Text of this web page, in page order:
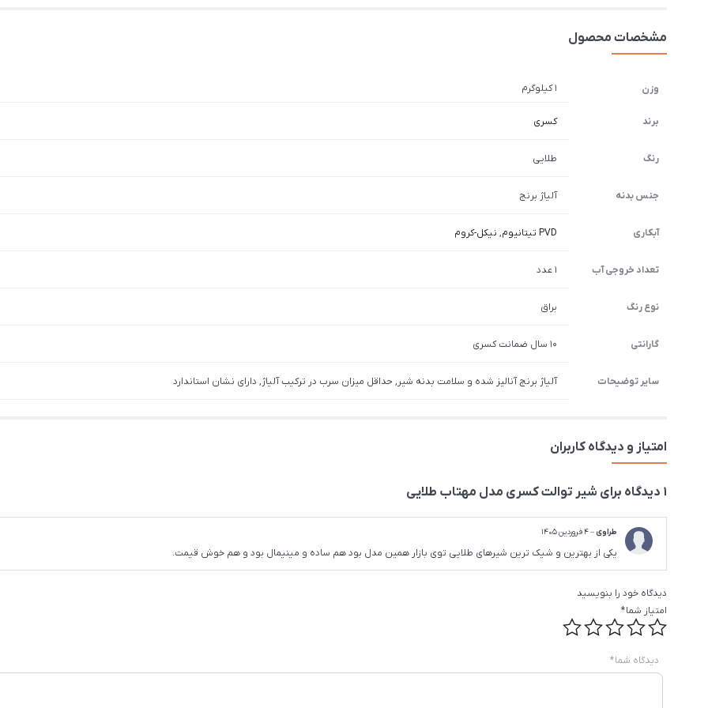
مشخصات محصول
وزن 1 کیلوگرم
برند کسری
رنگ طلایی
جنس بدنه آلیاژ برنج
آبکاری PVD تیتانیوم , نیکل-کروم
تعداد خروجی آب 1 عدد
نوع رنگ براق
گارانتی 10 سال ضمانت کسری
سایر توضیحات آلیاژ برنج آنالیز شده و سلامت بدنه شیر, حداقل میزان سرب در ترکیب آلیاژ, دارای نشان استاندارد
امتیاز و دیدگاه کاربران
1 دیدگاه برای شیر توالت کسری مدل مهتاب طلایی
طراوی–4 فروردین 1405
یکی از بهترین و شیک ترین شیرهای طلایی توی بازار همین مدل بود هم ساده و مینیمال بود و هم خوش قیمت.
دیدگاه خود را بنویسید
امتیاز شما*
دیدگاه شما*